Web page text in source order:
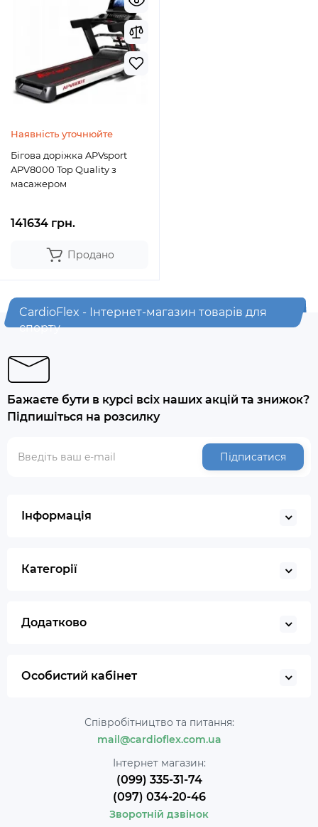
Наявність уточнюйте
Бігова доріжка APVsport
APV8000 Top Quality з
масажером
141634 грн.
Продано
CardioFlex - Інтернет-магазин товарів для
спорту
Бажаєте бути в курсі всіх наших акцій та знижок?
Підпишіться на розсилку
Підписатися
Інформація
Категорії
Додатково
Особистий кабінет
Співробітництво та питання:
mail@cardioflex.com.ua
Інтернет магазин:
(099) 335-31-74
(097) 034-20-46
Зворотній дзвінок